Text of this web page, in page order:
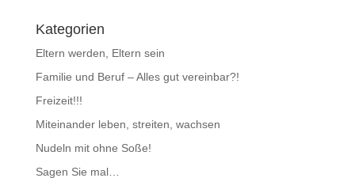
Kategorien
Eltern werden, Eltern sein
Familie und Beruf – Alles gut vereinbar?!
Freizeit!!!
Miteinander leben, streiten, wachsen
Nudeln mit ohne Soße!
Sagen Sie mal…